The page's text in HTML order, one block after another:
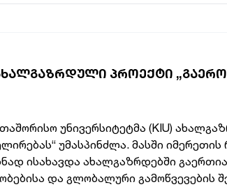
ᲞᲠᲝᲔᲥᲢᲘ
უნივერსიტეტმა (KIU)
უმასპინძლა. მასში იმერეთის
ისახავდა ახალგაზრდებში
და გლობალური გამოწვევების